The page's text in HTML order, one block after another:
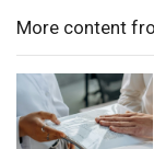
More content